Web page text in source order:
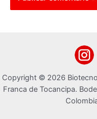
Copyright © 2026
Franca de Tocancipa.